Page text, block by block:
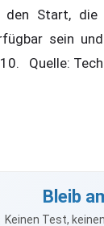
den Start, die
sein
Quelle:
Bleib
Keinen Test,